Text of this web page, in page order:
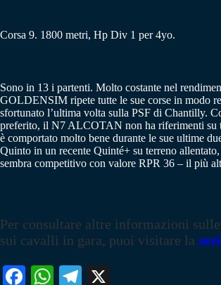
Corsa 9. 1800 metri, Hp Div 1 per 4yo.
Sono in 13 i partenti. Molto costante nel
GOLDENSIM ripete tutte le sue corse in modo
sfortunato l’ultima volta sulla PSF di Chantilly.
preferito, il N7 ALCOTAN non ha riferimenti su
è comportato molto bene durante le sue ultime
Quinto in un recente Quinté+ su terreno
sembra competitivo con valore RPR 36 – il più
Per consultare altre informazioni sulle
sui cavalli in gara, puoi visitare la
Fa W
Te